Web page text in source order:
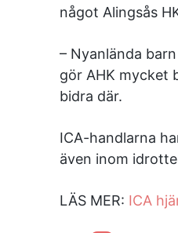
något Alingsås
– Nyanlända
gör AHK mycket
bidra där.
ICA-handlarna
även inom
LÄS MER: ICA